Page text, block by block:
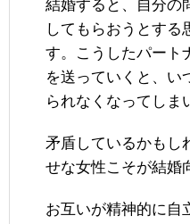
結婚すると、自分の
してもらおうとする
す。こうしたパート
を送っていくと、い
られなくなってしま
矛盾しているかもし
せな女性こそが結婚
お互いが精神的に自